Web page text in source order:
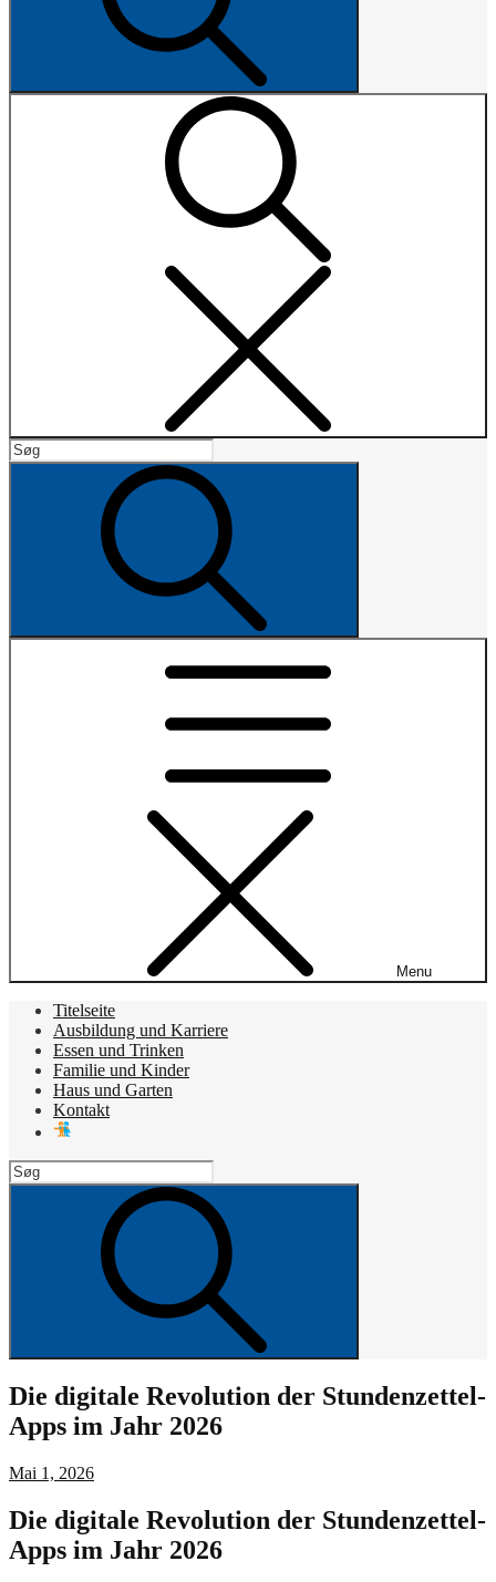
Search
for:
Menu
Titelseite
Ausbildung und Karriere
Essen und Trinken
Familie und Kinder
Haus und Garten
Kontakt
Search
for:
Die digitale Revolution der Stundenzettel-
Apps im Jahr 2026
Posted
Mai 1, 2026
Die digitale Revolution der Stundenzettel-
Apps im Jahr 2026